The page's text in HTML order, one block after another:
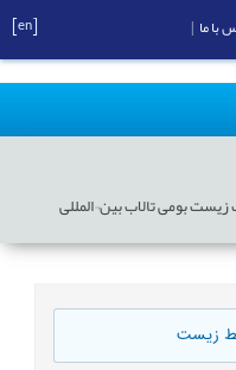
بومی تالاب بین¬المللی
زیست
با ما